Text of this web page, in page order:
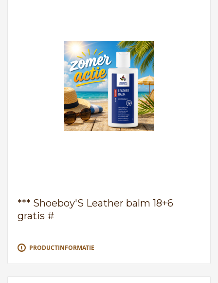
*** Shoeboy'S Leather balm 18+6
gratis #
PRODUCTINFORMATIE